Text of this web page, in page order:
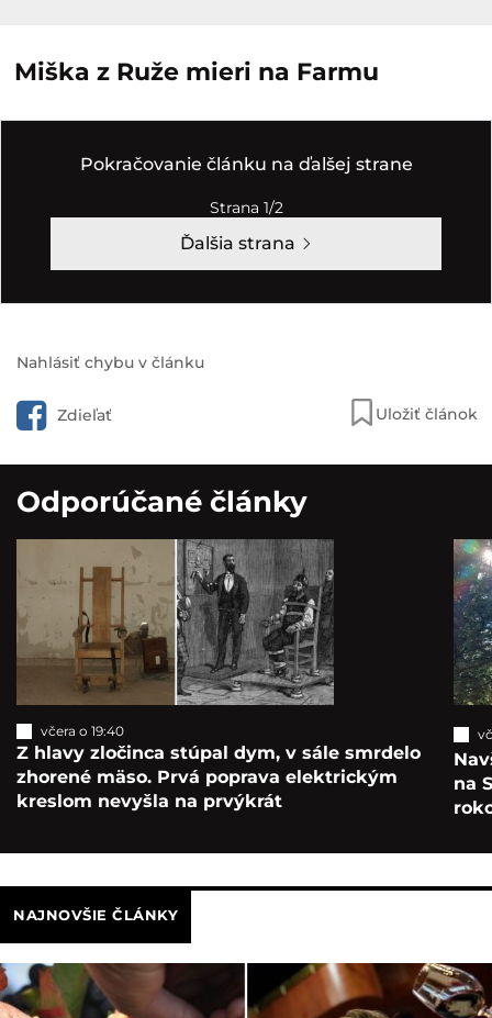
Miška z Ruže mieri na Farmu
Pokračovanie článku na ďalšej strane
Strana 1/2
Ďalšia strana
Nahlásiť chybu v článku
Zdieľať Uložiť článok
Odporúčané články
včera o 19:40
Z hlavy zločinca stúpal dym, v sále smrdelo
zhorené mäso. Prvá poprava elektrickým
kreslom nevyšla na prvýkrát
na
NAJNOVŠIE ČLÁNKY